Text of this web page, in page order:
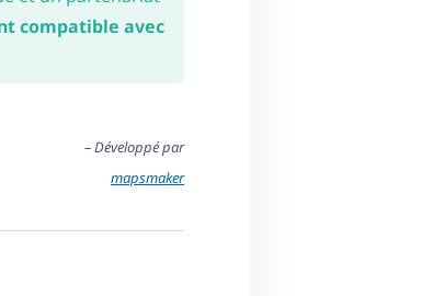
compatible avec
– Développé par
mapsmaker